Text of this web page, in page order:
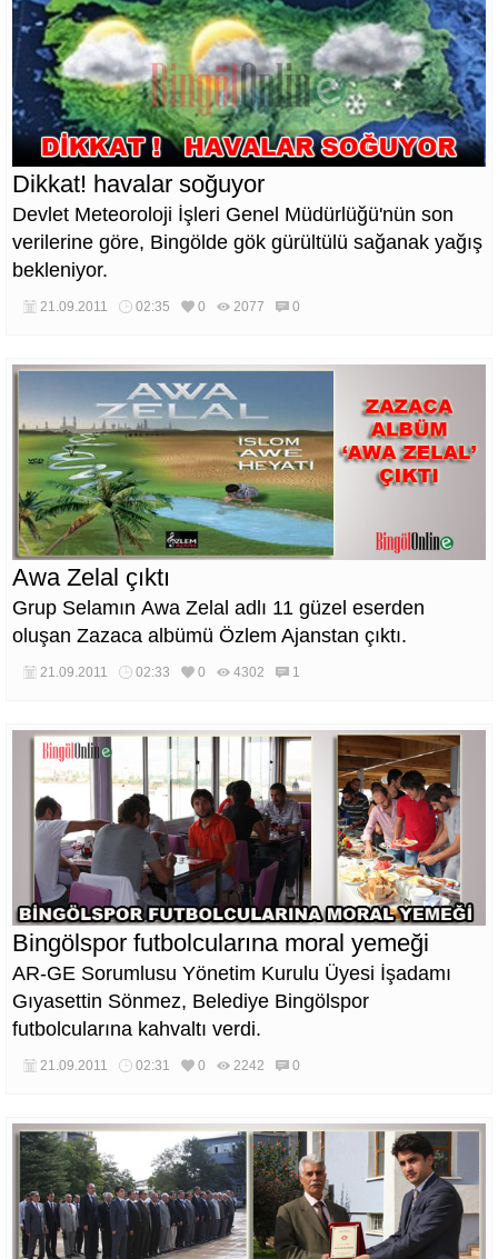
Dikkat! havalar soğuyor
Devlet Meteoroloji İşleri Genel Müdürlüğü'nün son
verilerine göre, Bingölde gök gürültülü sağanak yağış
bekleniyor.
21.09.2011 02:35 0 2077 0
Awa Zelal çıktı
Grup Selamın Awa Zelal adlı 11 güzel eserden
oluşan Zazaca albümü Özlem Ajanstan çıktı.
21.09.2011 02:33 0 4302 1
Bingölspor futbolcularına moral yemeği
AR-GE Sorumlusu Yönetim Kurulu Üyesi İşadamı
Gıyasettin Sönmez, Belediye Bingölspor
futbolcularına kahvaltı verdi.
21.09.2011 02:31 0 2242 0